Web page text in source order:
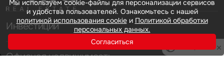
Инвестиции
Офисная недвижимость
Мы используем cookie-файлы для персонализации сервисов
и удобства пользователей. Ознакомьтесь с нашей
политикой использования cookieи Политикой обработки
персональных данных.
Согласиться